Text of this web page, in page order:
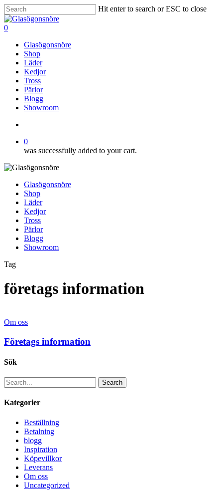
Skip
to
main
Hit enter to search or ESC to close
Close
Search
search
0
Glasögonsnöre
Shop
Läder
Kedjor
Tross
Pärlor
Blogg
Showroom
0
was successfully added to your cart.
Glasögonsnöre
Shop
Läder
Kedjor
Tross
Pärlor
Blogg
Showroom
Tag
företags information
Om oss
Företags information
Sök
Search
Kategorier
Beställning
Betalning
blogg
Inspiration
Köpevillkor
Leverans
Om oss
Uncategorized